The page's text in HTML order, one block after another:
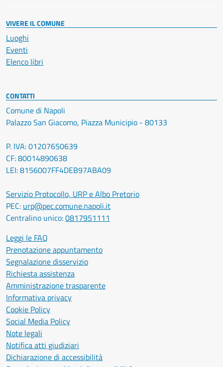
VIVERE IL COMUNE
Luoghi
Eventi
Elenco libri
CONTATTI
Comune di Napoli
Palazzo San Giacomo, Piazza Municipio - 80133
P. IVA: 01207650639
CF: 80014890638
LEI: 8156007FF4DEB97ABA09
Servizio Protocollo, URP e Albo Pretorio
PEC: urp@pec.comune.napoli.it
Centralino unico:0817951111
Leggi le FAQ
Prenotazione appuntamento
Segnalazione disservizio
Richiesta assistenza
Amministrazione trasparente
Informativa privacy
Cookie Policy
Social Media Policy
Note legali
Notifica atti giudiziari
Dichiarazione di accessibilità